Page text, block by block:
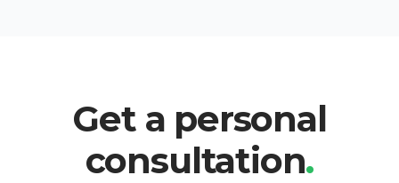
Get a personal
consultation.